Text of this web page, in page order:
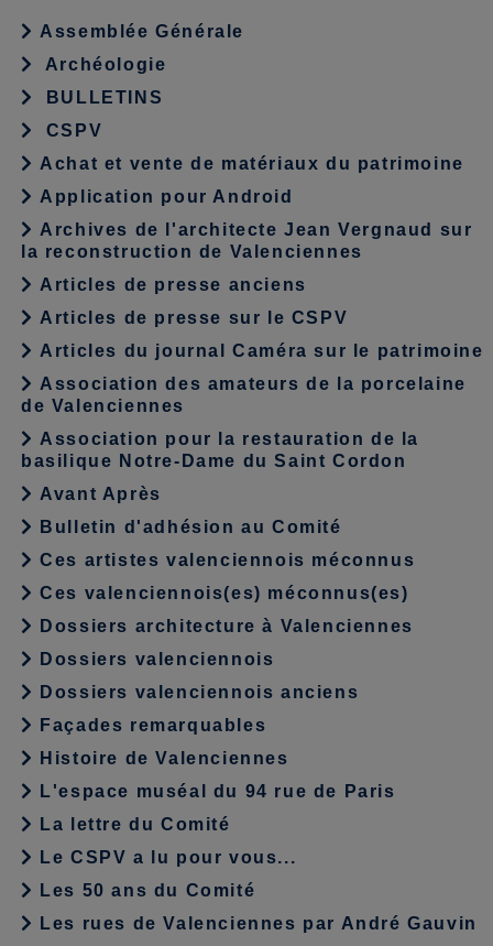
Assemblée Générale
Archéologie
BULLETINS
CSPV
Achat et vente de matériaux du patrimoine
Application pour Android
Archives de l'architecte Jean Vergnaud sur
la reconstruction de Valenciennes
Articles de presse anciens
Articles de presse sur le CSPV
Articles du journal Caméra sur le patrimoine
Association des amateurs de la porcelaine
de Valenciennes
Association pour la restauration de la
basilique Notre-Dame du Saint Cordon
Avant Après
Bulletin d'adhésion au Comité
Ces artistes valenciennois méconnus
Ces valenciennois(es) méconnus(es)
Dossiers architecture à Valenciennes
Dossiers valenciennois
Dossiers valenciennois anciens
Façades remarquables
Histoire de Valenciennes
L'espace muséal du 94 rue de Paris
La lettre du Comité
Le CSPV a lu pour vous...
Les 50 ans du Comité
Les rues de Valenciennes par André Gauvin